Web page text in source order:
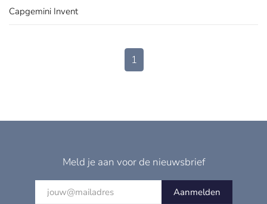
Capgemini Invent
1
Meld je aan voor de nieuwsbrief
Aanmelden